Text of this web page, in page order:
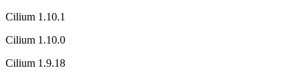
Cilium 1.10.1
Cilium 1.10.0
Cilium 1.9.18